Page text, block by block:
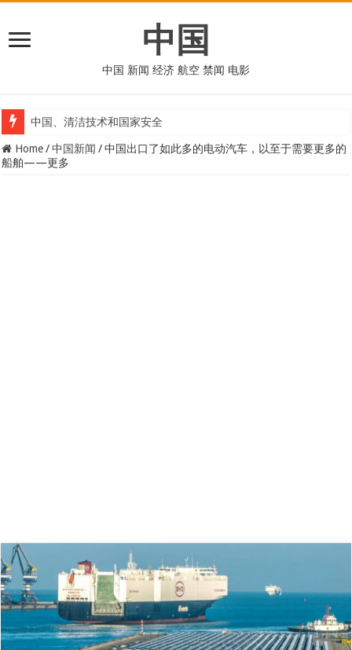
中国
中国 新闻 经济 航空 禁闻 电影
中国、清洁技术和国家安全
Home / 中国新闻 / 中国出口了如此多的电动汽车，以至于需要更多的
船舶——更多